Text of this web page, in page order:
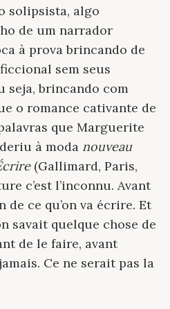
solipsista, algo
de um narrador
à prova brincando de
sem seus
seja, brincando com
o romance cativante de
que Marguerite
à moda nouveau
(Gallimard, Paris,
c’est l’inconnu. Avant
de ce qu’on va écrire. Et
savait quelque chose de
de le faire, avant
Ce ne serait pas la